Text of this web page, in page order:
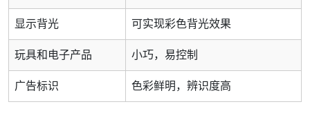
显示背光 可实现彩色背光效果
玩具和电子产品 小巧，易控制
广告标识 色彩鲜明，辨识度高